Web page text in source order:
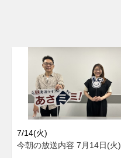
7/14(火)
今朝の放送内容 7月14日(火)